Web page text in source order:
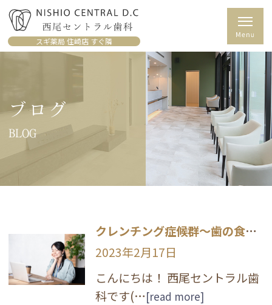
スギ薬局 住崎店 すぐ隣
ブログ
BLOG
クレンチング症候群～歯の食いしばりについて～
2023年2月17日
こんにちは！ 西尾セントラル歯
科です(…[read more]